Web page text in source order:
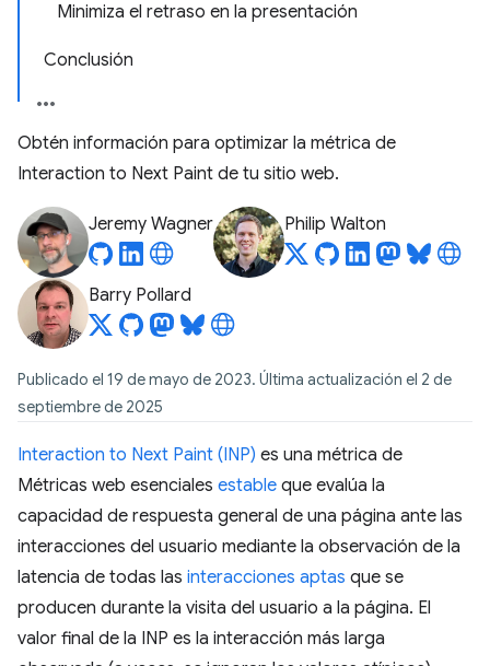
Minimiza el retraso en la presentación
Conclusión
Obtén información para optimizar la métrica de
Interaction to Next Paint de tu sitio web.
Jeremy Wagner Philip Walton
Barry Pollard
Publicado el 19 de mayo de 2023. Última actualización el 2 de
septiembre de 2025
Interaction to Next Paint (INP) es una métrica de
Métricas web esenciales estable que evalúa la
capacidad de respuesta general de una página ante las
interacciones del usuario mediante la observación de la
latencia de todas las interacciones aptas que se
producen durante la visita del usuario a la página. El
valor final de la INP es la interacción más larga